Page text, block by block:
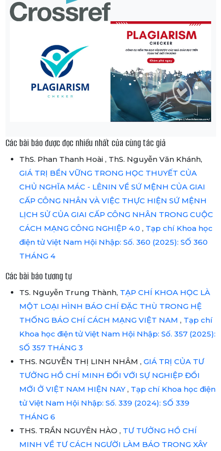
Các bài báo được đọc nhiều nhất của cùng tác giả
ThS. Phan Thanh Hoài , ThS. Nguyễn Văn Khánh,
GIÁ TRỊ BỀN VỮNG TRONG HỌC THUYẾT CỦA
CHỦ NGHĨA MÁC - LÊNIN VỀ SỨ MỆNH CỦA GIAI
CẤP CÔNG NHÂN VÀ VIỆC THỰC HIỆN SỨ MỆNH
LỊCH SỬ CỦA GIAI CẤP CÔNG NHÂN TRONG CUỘC
CÁCH MẠNG CÔNG NGHIỆP 4.0 , Tạp chí Khoa học
điện tử Việt Nam Hội Nhập: Số. 360 (2025): SỐ 360
THÁNG 4
Các bài báo tương tự
TS. Nguyễn Trung Thành, TẠP CHÍ KHOA HỌC LÀ
MỘT LOẠI HÌNH BÁO CHÍ ĐẶC THÙ TRONG HỆ
THỐNG BÁO CHÍ CÁCH MẠNG VIỆT NAM , Tạp chí
Khoa học điện tử Việt Nam Hội Nhập: Số. 357 (2025):
SỐ 357 THÁNG 3
THS. NGUYỄN THỊ LINH NHÂM , GIÁ TRỊ CỦA TƯ
TƯỞNG HỒ CHÍ MINH ĐỐI VỚI SỰ NGHIỆP ĐỔI
MỚI Ở VIỆT NAM HIỆN NAY , Tạp chí Khoa học điện
tử Việt Nam Hội Nhập: Số. 339 (2024): SỐ 339
THÁNG 6
THS. TRẦN NGUYÊN HÀO , TƯ TƯỞNG HỒ CHÍ
MINH VỀ TƯ CÁCH NGƯỜI LÀM BÁO TRONG XÂY